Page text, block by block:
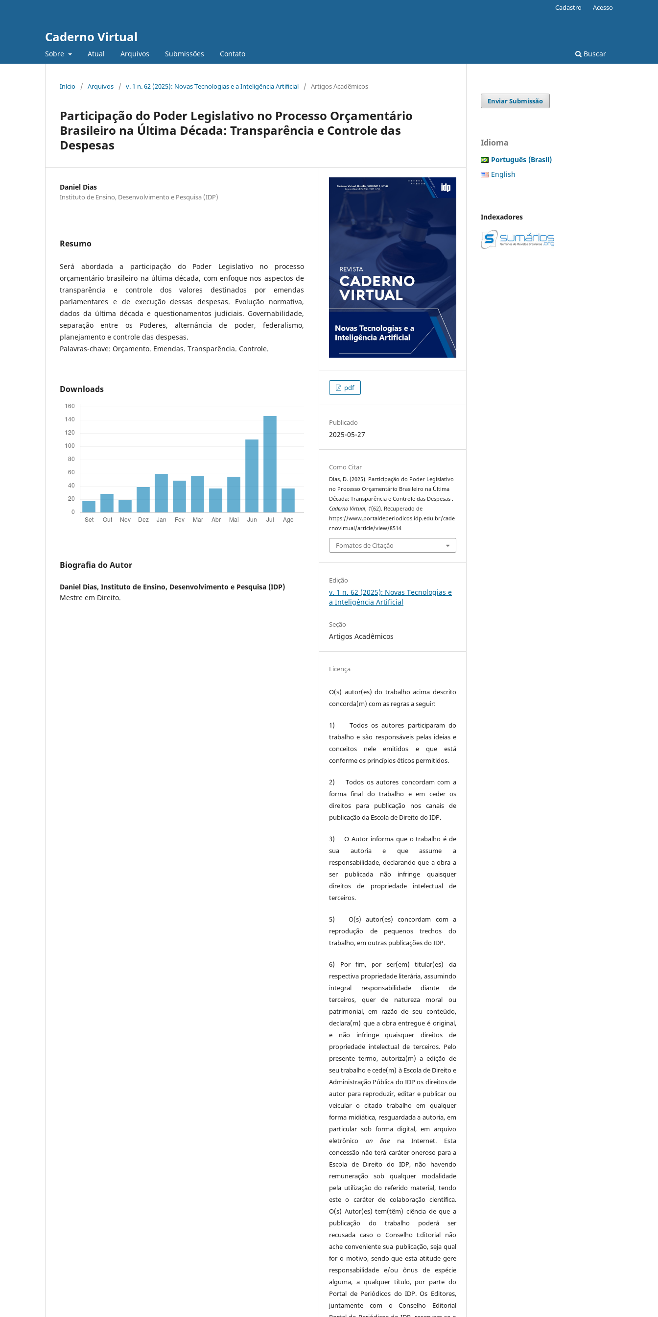
Caderno Virtual
Sobre Atual Arquivos Submissões Contato Buscar
Cadastro Acesso
Início / Arquivos / v. 1 n. 62 (2025): Novas Tecnologias e a Inteligência Artificial / Artigos Acadêmicos
Participação do Poder Legislativo no Processo Orçamentário
Brasileiro na Última Década: Transparência e Controle das
Despesas
Daniel Dias
Instituto de Ensino, Desenvolvimento e Pesquisa (IDP)
Resumo
Será abordada a participação do Poder Legislativo no processo
orçamentário brasileiro na última década, com enfoque nos aspectos de
transparência e controle dos valores destinados por emendas
parlamentares e de execução dessas despesas. Evolução normativa,
dados da última década e questionamentos judiciais. Governabilidade,
separação entre os Poderes, alternância de poder, federalismo,
planejamento e controle das despesas.
Palavras-chave: Orçamento. Emendas. Transparência. Controle.
Downloads
Biografia do Autor
Daniel Dias, Instituto de Ensino, Desenvolvimento e Pesquisa (IDP)
Mestre em Direito.
pdf
Publicado
2025-05-27
Como Citar
Dias, D. (2025). Participação do Poder Legislativo
no Processo Orçamentário Brasileiro na Última
Década: Transparência e Controle das Despesas .
Caderno Virtual, 1(62). Recuperado de
https://www.portaldeperiodicos.idp.edu.br/cade
rnovirtual/article/view/8514
Fomatos de Citação
Edição
v. 1 n. 62 (2025): Novas Tecnologias e
a Inteligência Artificial
Seção
Artigos Acadêmicos
Licença
O(s) autor(es) do trabalho acima descrito
concorda(m) com as regras a seguir:
1) Todos os autores participaram do
trabalho e são responsáveis pelas ideias e
conceitos nele emitidos e que está
conforme os princípios éticos permitidos.
2) Todos os autores concordam com a
forma final do trabalho e em ceder os
direitos para publicação nos canais de
publicação da Escola de Direito do IDP.
3) O Autor informa que o trabalho é de
sua autoria e que assume a
responsabilidade, declarando que a obra a
ser publicada não infringe quaisquer
direitos de propriedade intelectual de
terceiros.
5) O(s) autor(es) concordam com a
reprodução de pequenos trechos do
trabalho, em outras publicações do IDP.
6) Por fim, por ser(em) titular(es) da
respectiva propriedade literária, assumindo
integral responsabilidade diante de
terceiros, quer de natureza moral ou
patrimonial, em razão de seu conteúdo,
declara(m) que a obra entregue é original,
e não infringe quaisquer direitos de
propriedade intelectual de terceiros. Pelo
presente termo, autoriza(m) a edição de
seu trabalho e cede(m) à Escola de Direito e
Administração Pública do IDP os direitos de
autor para reproduzir, editar e publicar ou
veicular o citado trabalho em qualquer
forma midiática, resguardada a autoria, em
particular sob forma digital, em arquivo
eletrônico on line na Internet. Esta
concessão não terá caráter oneroso para a
Escola de Direito do IDP, não havendo
remuneração sob qualquer modalidade
pela utilização do referido material, tendo
este o caráter de colaboração científica.
O(s) Autor(es) tem(têm) ciência de que a
publicação do trabalho poderá ser
recusada caso o Conselho Editorial não
ache conveniente sua publicação, seja qual
for o motivo, sendo que esta atitude gere
responsabilidade e/ou ônus de espécie
alguma, a qualquer título, por parte do
Portal de Periódicos do IDP. Os Editores,
juntamente com o Conselho Editorial
Enviar Submissão
Idioma
Português (Brasil)
English
Indexadores